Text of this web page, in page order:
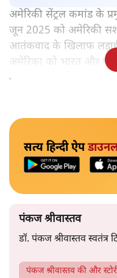
अमेरिकी सेंट्रल कमांड के
जून 2025 को अमेरिकी
आतंकवाद के खिलाफ लड़ाई
अमेरिका को भारत और
बनाए रखने चाहिए।"
सत्य हिन्दी ऐप
पंकज श्रीवास्तव
डॉ. पंकज श्रीवास्तव स्वतंत्र
पंकज श्रीवास्तव की और